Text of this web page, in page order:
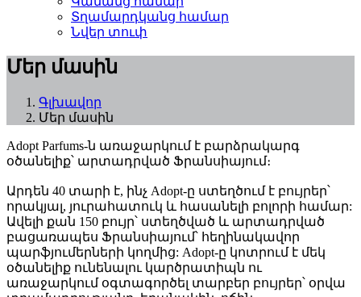
Տղամարդկանց համար
Նվեր տուփ
Մեր մասին
Գլխավոր
Մեր մասին
Adopt Parfums-ն առաջարկում է բարձրակարգ
օծանելիք՝ արտադրված Ֆրանսիայում։
Արդեն 40 տարի է, ինչ Adopt-ը ստեղծում է բույրեր՝
որակյալ, յուրահատուկ և հասանելի բոլորի համար:
Ավելի քան 150 բույր՝ ստեղծված և արտադրված
բացառապես Ֆրանսիայում՝ հեղինակավոր
պարֆյումերների կողմից: Adopt-ը կոտրում է մեկ
օծանելիք ունենալու կարծրատիպն ու
առաջարկում օգտագործել տարբեր բույրեր՝ օրվա